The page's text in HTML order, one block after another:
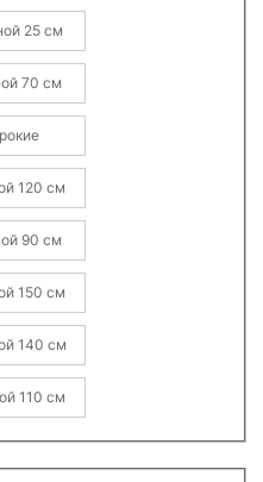
25 см
70 см
120 см
90 см
150 см
140 см
110 см